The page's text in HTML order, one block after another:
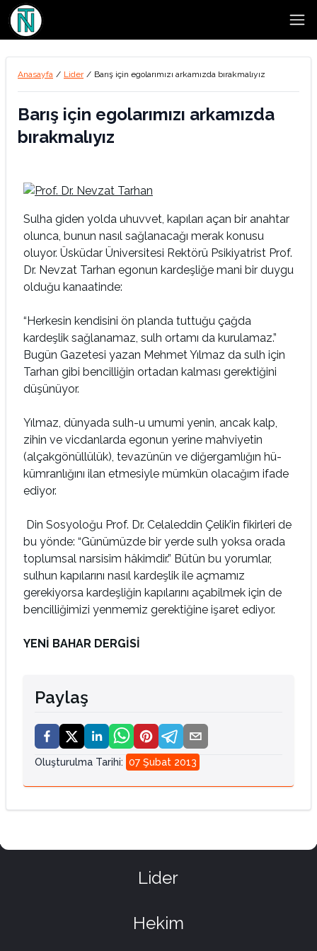
Anasayfa / Lider / Barış için egolarımızı arkamızda bırakmalıyız
Barış için egolarımızı arkamızda
bırakmalıyız
Sulha giden yolda uhuvvet, kapıları açan bir anahtar
olunca, bunun nasıl sağlanacağı merak konusu
oluyor. Üsküdar Üniversitesi Rektörü Psikiyatrist Prof.
Dr. Nevzat Tarhan egonun kardeşliğe mani bir duygu
olduğu kanaatinde:
“Herkesin kendisini ön planda tuttuğu çağda
kardeşlik sağlanamaz, sulh ortamı da kurulamaz.”
Bugün Gazetesi yazan Mehmet Yılmaz da sulh için
Tarhan gibi bencilliğin ortadan kalma­sı gerektiğini
düşünüyor.
Yılmaz, dünyada sulh-u umumi yenin, ancak kalp,
zihin ve vicdanlarda egonun yerine mahviyetin
(alçakgönüllülük), tevazünün ve diğergamlığın hü­
kümranlığını ilan etmesiyle mümkün olacağım ifade
ediyor.
Din Sosyoloğu Prof. Dr. Celaleddin Çelik’in fikirleri de
bu yönde: “Günümüzde bir yerde sulh yoksa orada
toplumsal narsisim hâkimdir.” Bü­tün bu yorumlar,
sulhun kapılarını nasıl kardeşlik ile açmamız
gerekiyorsa kardeşliğin kapılarını açabilmek için de
bencilliğimizi yenmemiz gerektiğine işaret ediyor.
YENİ BAHAR DERGİSİ
Paylaş
Oluşturulma Tarihi: 07 Şubat 2013
Lider
Hekim